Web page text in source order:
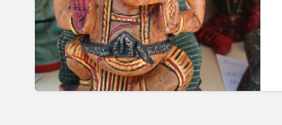
&
Ton
und
Dhocra-
Bronce-